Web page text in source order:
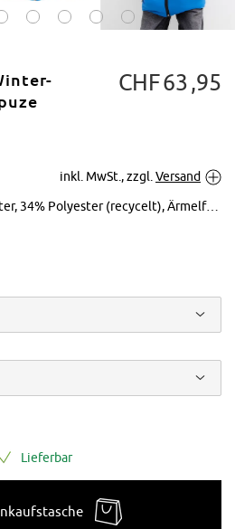
Vergrößern
CHF63 95
inkl. MwSt., zzgl. Versand
Innenfutter: 100% Polyester, Kapuzenfutter: 100% Polyester, Wattierung: 100% Polyester
Lieferbar